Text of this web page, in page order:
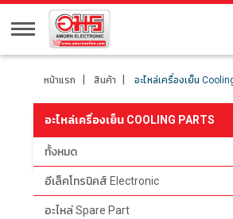
หน้าแรก สินค้า อะไหล่เครื่องเย็น
อะไหล่เครื่องเย็น COOLING PARTS
ทั้งหมด
อีเล็คโทรนิคส์ Electronic
อะไหล่ Spare Part
ตัวกรอง